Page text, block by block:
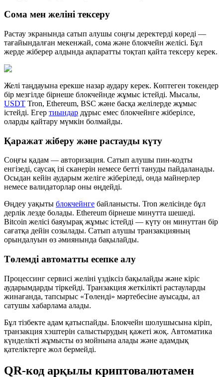
Сома мен желіні тексеру
Растау экранында сатып алушы соңғы деректерді көреді —
тағайындалған мекенжай, сома және блокчейн желісі. Бұл
жерде жіберер алдында ақпаратты тоқтап қайта тексеру керек.
Желі таңдауына ерекше назар аудару керек. Көптеген токендер
бір мезгілде бірнеше блокчейнде жұмыс істейді. Мысалы,
USDT Tron, Ethereum, BSC және басқа желілерде жұмыс
істейді. Егер тиындар дұрыс емес блокчейнге жіберілсе,
оларды қайтару мүмкін болмайды.
Қаражат жіберу және растауды күту
Соңғы қадам — авторизация. Сатып алушы пин-кодты
енгізеді, саусақ ізі сканерін немесе бетті тануды пайдаланады.
Осыдан кейін аударым желіге жіберіледі, онда майнерлер
немесе валидаторлар оны өңдейді.
Өңдеу уақыты блокчейнге байланысты. Tron желісінде бұл
дерлік лезде болады. Ethereum бірнеше минутта шешеді.
Bitcoin желісі баяуырақ жұмыс істейді — күту он минуттан бір
сағатқа дейін созылады. Сатып алушы транзакцияның
орындалуын өз әмиянында бақылайды.
Төлемді автоматты есепке алу
Процессинг сервисі желіні үздіксіз бақылайды және кіріс
аударымдарды тіркейді. Транзакция жеткілікті растауларды
жинағанда, тапсырыс «Төленді» мәртебесіне ауысады, ал
сатушы хабарлама алады.
Бұл тізбекте адам қатыспайды. Блокчейн шолушысына кіріп,
транзакция хэштерін салыстырудың қажеті жоқ. Автоматика
күнделікті жұмысты өз мойнына алады және адамдық
қателіктерге жол бермейді.
QR-код арқылы криптовалютамен